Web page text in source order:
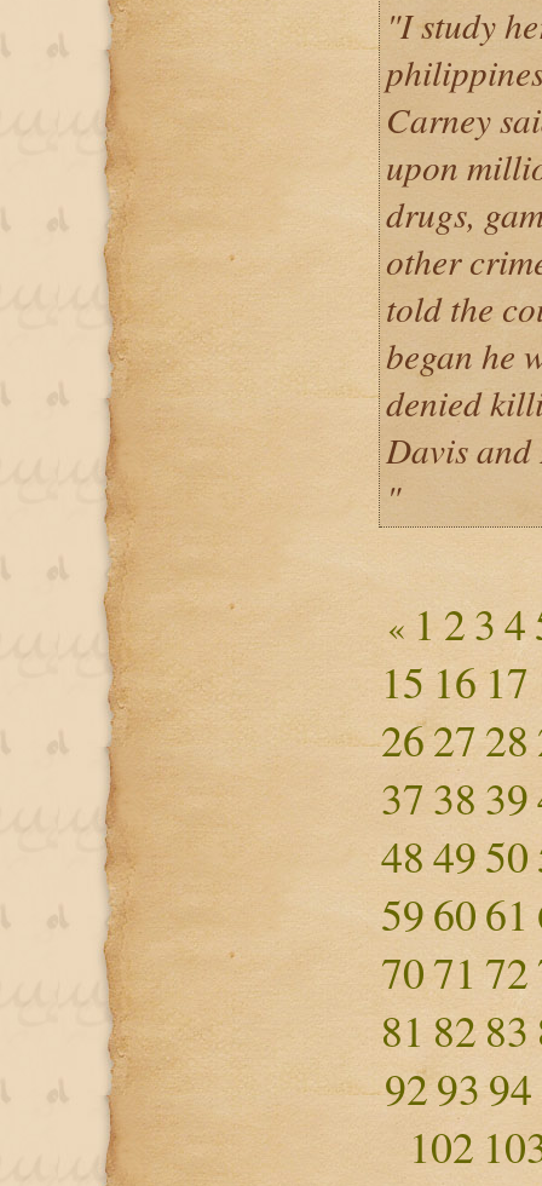
"I study
Carney
upon
drugs,
other
told the
began he
denied
Davis and
"
« 1 234
15 1617
262728
37 38 39
484950
596061
7071 72
81 8283
9293 94
102